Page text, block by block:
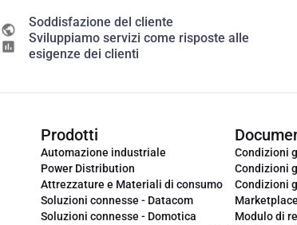
Soddisfazione del cliente
Sviluppiamo servizi come risposte alle
esigenze dei clienti
Prodotti
Automazione industriale
Power Distribution
Attrezzature e Materiali di consumo
Soluzioni connesse - Datacom
Soluzioni connesse - Domotica
Condizioni
Condizioni
Condizioni
Modulo di